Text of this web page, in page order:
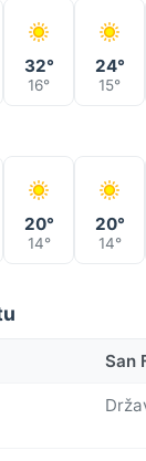
32°
16°
24°
15°
20°
14°
20°
14°
San